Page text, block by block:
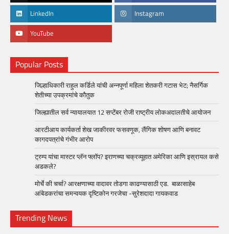
LinkedIn Instagram
YouTube
Popular Posts
जिल्हाधिकारी राहुल कर्डिले यांची अन्नपूर्णा महिला शेतकरी गटास भेट; नैसर्गिक
शेतीच्या उपक्रमांचे कौतुक
जिल्ह्यातील सर्व न्यायालयात 12 सप्टेंबर रोजी राष्ट्रीय लोकअदालतीचे आयोजन
आरटीआय कार्यकर्ता शेख जाकीरवर फसवणूक, लैंगिक शोषण आणि बनावट
कागदपत्रांचे गंभीर आरोप
ट्रम्प यांचा मास्टर प्लॅन फ्लॉप? इराणच्या चक्रव्यूहात अमेरिका आणि इस्रायल कसे
अडकले?
मोर्चे की चर्चा? आरक्षणाच्या वादावर तोडगा काढण्यासाठी एड. बाळासाहेब
आंबेडकरांचा समन्वयक दृष्टिकोन गरजेचा -सुरेशदादा गायकवाड
Trending News